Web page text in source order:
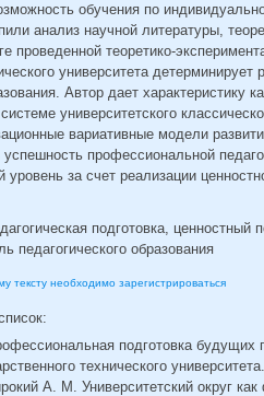
обучения по
анализ научной литературы,
проведенной теоретико-
университета
Автор дает
университетского
вариативные модели
успешность профессиональной
за счет реализации
подготовка, ценностный
педагогического образования
тексту необходимо зарегистрироваться
подготовка будущих
технического
А. М. Университетский округ как